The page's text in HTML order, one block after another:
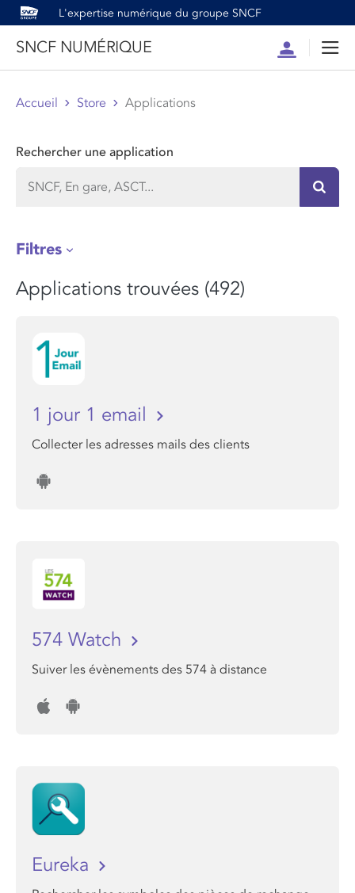
L'expertise numérique du groupe SNCF
SNCF NUMÉRIQUE
Compte
Accueil Store Applications
Rechercher une application
Filtres
Applications trouvées (492)
1 jour 1 email
Collecter les adresses mails des clients
574 Watch
Suiver les évènements des 574 à distance
Eureka